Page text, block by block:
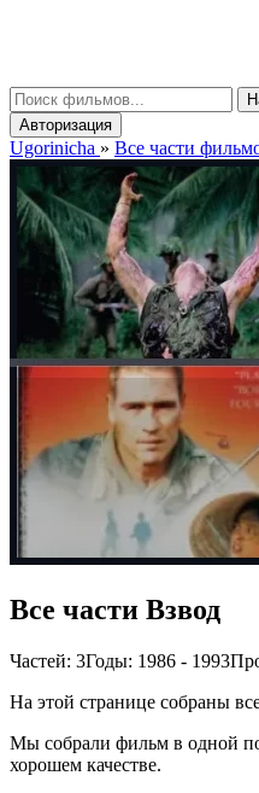
Авторизация
Ugorinicha » Все части
Все части Взвод
Частей: 3Годы: 1986 - 1993
На этой странице собраны
Мы собрали фильм в одной
хорошем качестве.